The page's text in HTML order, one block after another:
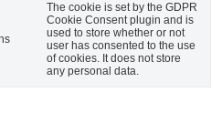
The cookie is set by the GDPR
Cookie Consent plugin and is
used to store whether or not
user has consented to the use
of cookies. It does not store
any personal data.